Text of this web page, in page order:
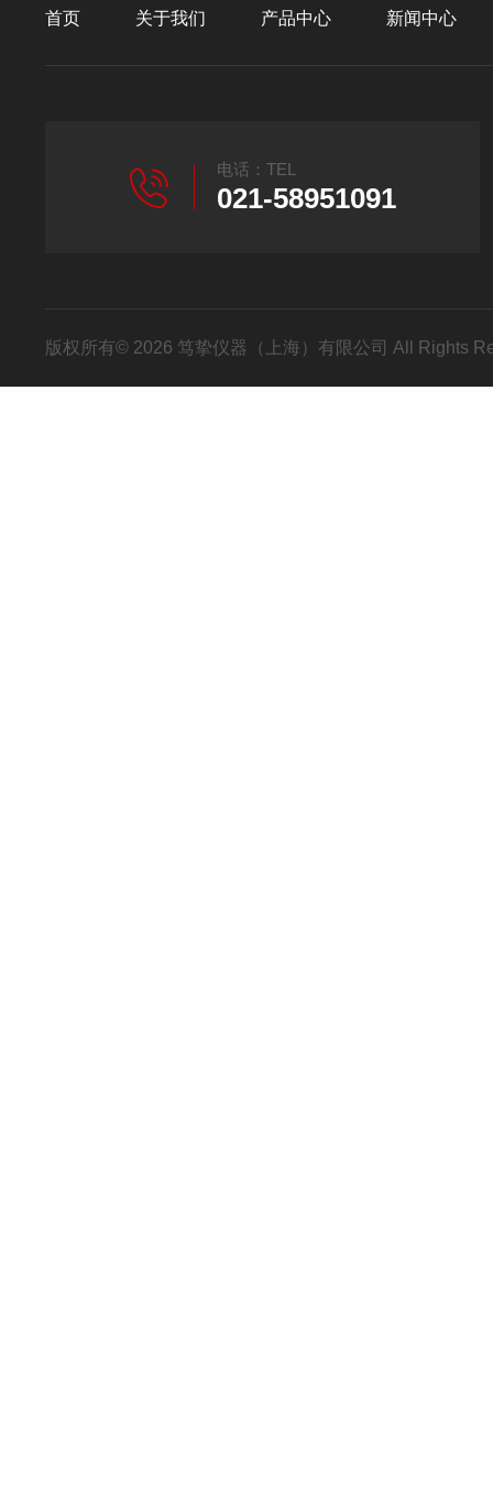
首页 关于我们 产品中心 新闻中心
电话：TEL
021-58951091
版权所有© 2026 笃挚仪器（上海）有限公司 All Rights